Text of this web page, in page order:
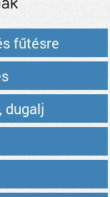
fűtésre
dugalj